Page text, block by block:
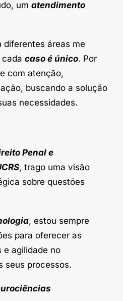
um atendimento
diferentes áreas me
caso é único. Por
com atenção,
buscando a solução
necessidades.
Penal e
, trago uma visão
sobre questões
, estou sempre
para oferecer as
e agilidade no
seus processos.